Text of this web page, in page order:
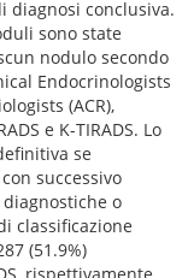
diagnosi conclusiva.
sono state
nodulo secondo
Endocrinologists
(ACR),
e K-TIRADS. Lo
se
successivo
o
classificazione
(51.9%)